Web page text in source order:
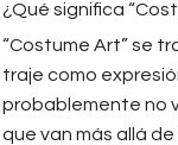
¿Qué significa
“Costume Art” se
traje como
probablemente no
que van más allá